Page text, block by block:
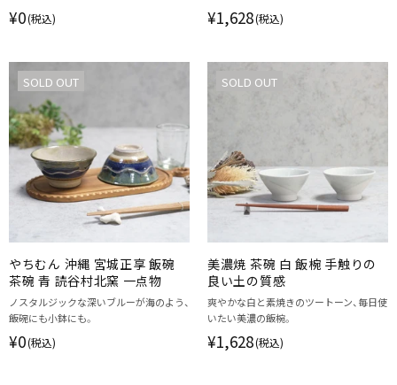
¥0(税込) ¥1,628(税込)
SOLD OUT
やちむん 沖縄 宮城正享 飯碗
茶碗 青 読谷村北窯 一点物
ノスタルジックな深いブルーが海のよう、
飯碗にも小鉢にも。
¥0(税込)
SOLD OUT
美濃焼 茶碗 白 飯椀 手触りの
良い土の質感
爽やかな白と素焼きのツートーン、毎日使
いたい美濃の飯椀。
¥1,628(税込)